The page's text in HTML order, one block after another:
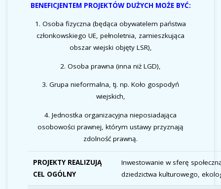
BENEFICJENTEM PROJEKTÓW DUŻYCH MOŻE BYĆ:
1. Osoba fizyczna (będąca obywatelem państwa
członkowskiego UE, pełnoletnia, zamieszkująca
obszar wiejski objęty LSR),
2. Osoba prawna (inna niż LGD),
3. Grupa nieformalna, tj. np. Koło gospodyń
wiejskich,
4. Jednostka organizacyjna nieposiadająca
osobowości prawnej, którym ustawy przyznają
zdolność prawną.
PROJEKTY REALIZUJĄ
CEL OGÓLNY
Inwestowanie w sferę
dziedzictwa kulturowego,